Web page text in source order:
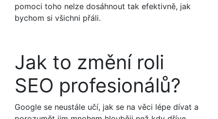
pomoci toho nelze dosáhnout tak efektivně, jak
bychom si všichni přáli.
Jak to změní roli
SEO profesionálů?
Google se neustále učí, jak se na věci lépe dívat a